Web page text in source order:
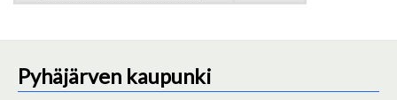
Pyhäjärven kaupunki